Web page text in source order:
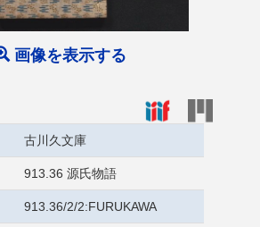
画像を表示する
古川久文庫
913.36 源氏物語
913.36/2/2:FURUKAWA